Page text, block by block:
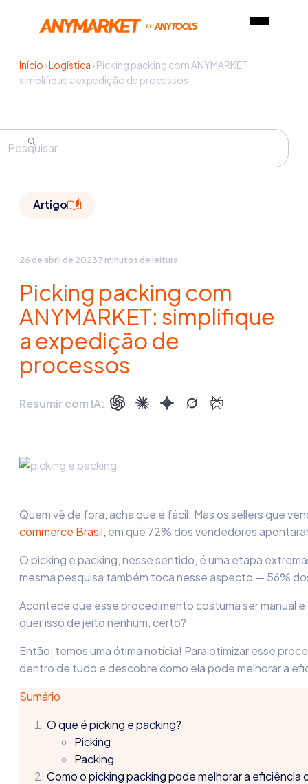
Início ›Logística ›Picking packing com ANYMARKET:
simplifique a expedição de processos
Artigo
26 de abril de 20237 minutos de leitura
Picking packing com
ANYMARKET: simplifique
a expedição de
processos
Resumir com IA:
Quem vê de fora, acha que é fácil. Mas os sellers que
commerce Brasil, em que 72% dos vendedores
O picking e packing, nesse sentido, é uma etapa
mesma pesquisa também toca nesse aspecto — 56%
Acontece que esse procedimento costuma ser manual
quer isso de jeito nenhum, certo?
Então, temos uma ótima notícia! Para otimizar esse
dentro de tudo e descobre como ela pode melhorar a
Sumário
O que é picking e packing?
Picking
Packing
Como o picking packing pode melhorar a eficiência